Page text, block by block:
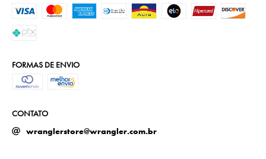
FORMAS DE ENVIO
CONTATO
wranglerstore@wrangler.com.br